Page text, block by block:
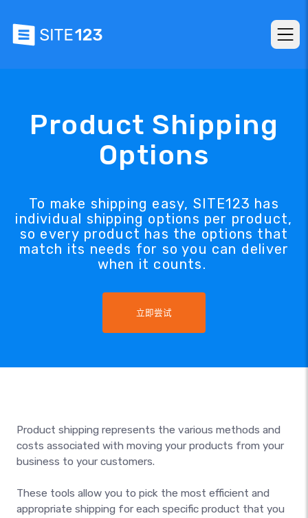
Product Shipping
Options
To make shipping easy, SITE123 has
individual shipping options per product,
so every product has the options that
match its needs for so you can deliver
when it counts.
立即尝试
Product shipping represents the various methods and
costs associated with moving your products from your
business to your customers.
These tools allow you to pick the most efficient and
appropriate shipping for each specific product that you